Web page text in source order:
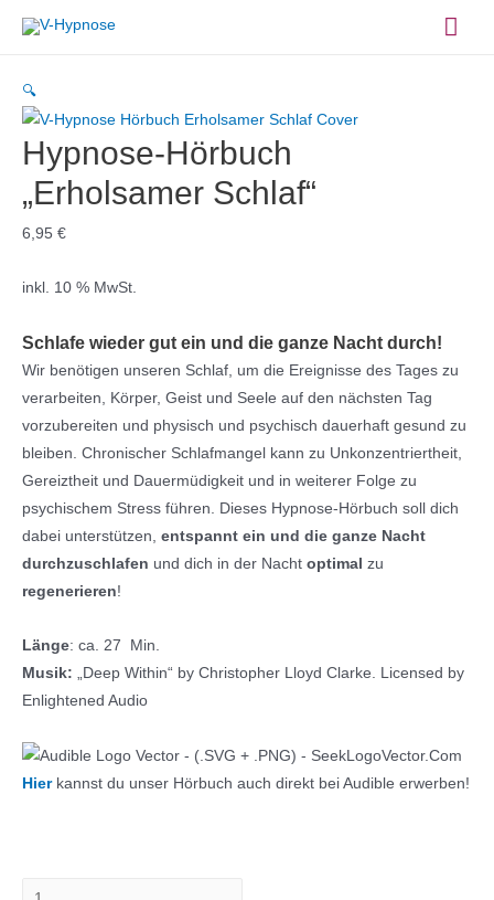
Inhalt
🔍
Hypnose-Hörbuch
„Erholsamer Schlaf“
6,95 €
inkl. 10 % MwSt.
Schlafe wieder gut ein und die ganze Nacht durch!
Wir benötigen unseren Schlaf, um die Ereignisse des Tages zu
verarbeiten, Körper, Geist und Seele auf den nächsten Tag
vorzubereiten und physisch und psychisch dauerhaft gesund zu
bleiben. Chronischer Schlafmangel kann zu Unkonzentriertheit,
Gereiztheit und Dauermüdigkeit und in weiterer Folge zu
psychischem Stress führen. Dieses Hypnose-Hörbuch soll dich
dabei unterstützen, entspannt ein und die ganze Nacht
durchzuschlafen und dich in der Nacht optimal zu
regenerieren!
Länge: ca. 27 Min.
Musik: „Deep Within“ by Christopher Lloyd Clarke. Licensed by
Enlightened Audio
Hierkannst du unser Hörbuch auch direkt bei Audible erwerben!
Hypnose-